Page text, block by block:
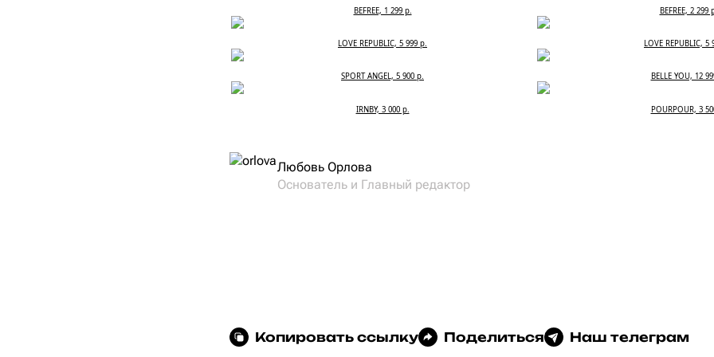
BEFREE, 1 299 р. BEFREE, 2 299
LOVE REPUBLIC, 5 999 р. LOVE REPUBLIC, 5
SPORT ANGEL, 5 900 р. BELLE YOU, 12
IRNBY, 3 000 р. POURPOUR, 3
Любовь Орлова
Основатель и Главный редактор
Копировать ссылку Поделиться Наш телеграм